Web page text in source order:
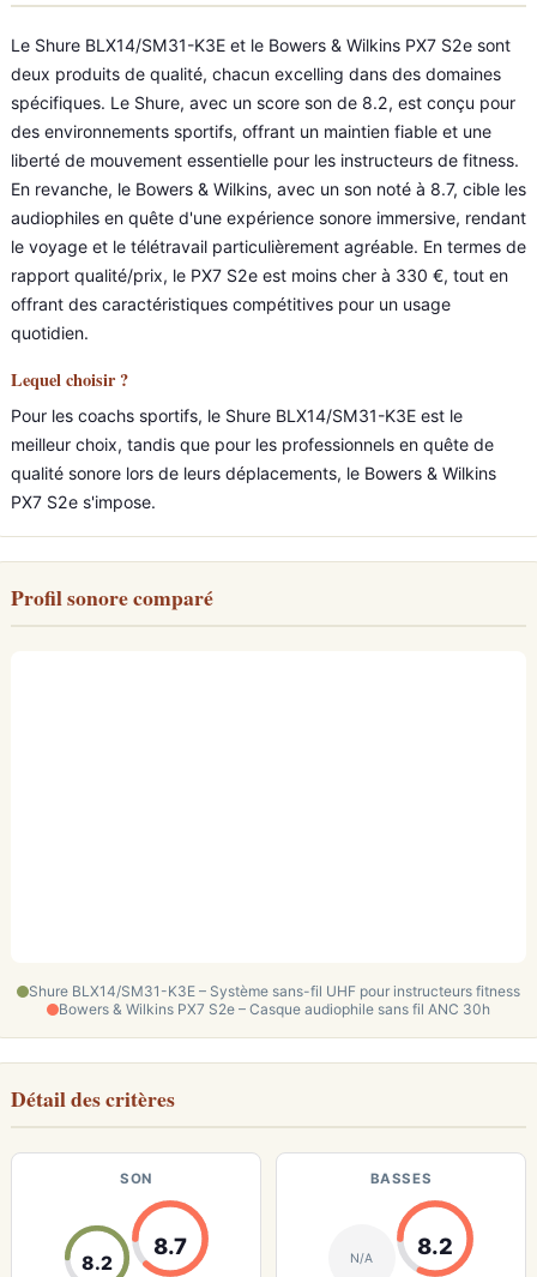
Le Shure BLX14/SM31-K3E et le Bowers & Wilkins PX7 S2e sont
deux produits de qualité, chacun excelling dans des domaines
spécifiques. Le Shure, avec un score son de 8.2, est conçu pour
des environnements sportifs, offrant un maintien fiable et une
liberté de mouvement essentielle pour les instructeurs de fitness.
En revanche, le Bowers & Wilkins, avec un son noté à 8.7, cible les
audiophiles en quête d'une expérience sonore immersive, rendant
le voyage et le télétravail particulièrement agréable. En termes de
rapport qualité/prix, le PX7 S2e est moins cher à 330 €, tout en
offrant des caractéristiques compétitives pour un usage
quotidien.
Lequel choisir ?
Pour les coachs sportifs, le Shure BLX14/SM31-K3E est le
meilleur choix, tandis que pour les professionnels en quête de
qualité sonore lors de leurs déplacements, le Bowers & Wilkins
PX7 S2e s'impose.
Profil sonore comparé
Shure BLX14/SM31-K3E – Système sans-fil UHF pour instructeurs fitness
Bowers & Wilkins PX7 S2e – Casque audiophile sans fil ANC 30h
Détail des critères
SON
8.2
8.7
BASSES
N/A 8.2